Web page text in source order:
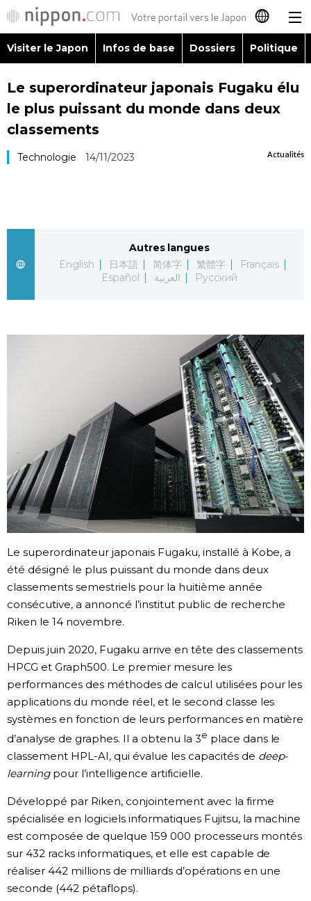
日本語
English
Русский
Visiter le Japon
Société
Le japonais
En plus
Données
Séries
Personnages
Chroniques
Images
Vidéos
Tokyo
official SNS
Visiter le Japon Infos de base Dossiers Politique
Le superordinateur japonais Fugaku élu
le plus puissant du monde dans deux
classements
Actualités
Technologie 14/11/2023
Autres langues
English
日本語 简体字 繁體字
Français
Español
العربية Русский
Le superordinateur japonais Fugaku, installé à Kobe, a
été désigné le plus puissant du monde dans deux
classements semestriels pour la huitième année
consécutive, a annoncé l’institut public de recherche
Riken le 14 novembre.
Depuis juin 2020, Fugaku arrive en tête des classements
HPCG et Graph500. Le premier mesure les
performances des méthodes de calcul utilisées pour les
applications du monde réel, et le second classe les
systèmes en fonction de leurs performances en matière
d’analyse de graphes. Il a obtenu la 3e place dans le
classement HPL-AI, qui évalue les capacités de deep-
learningpour l’intelligence artificielle.
Développé par Riken, conjointement avec la firme
spécialisée en logiciels informatiques Fujitsu, la machine
est composée de quelque 159 000 processeurs montés
sur 432 racks informatiques, et elle est capable de
réaliser 442 millions de milliards d’opérations en une
seconde (442 pétaflops).